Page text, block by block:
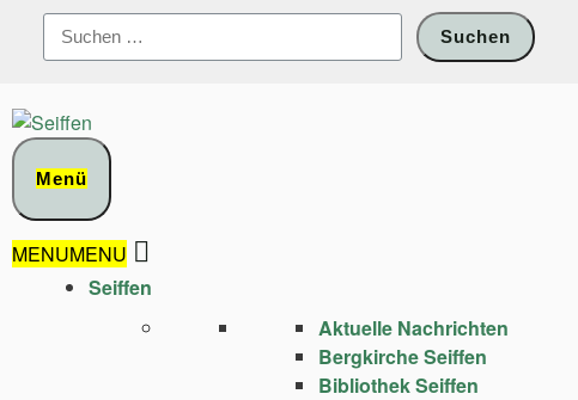
Suchen
nach:
Menü
MENUMENU
Seiffen
Aktuelle Nachrichten
Bergkirche Seiffen
Bibliothek Seiffen